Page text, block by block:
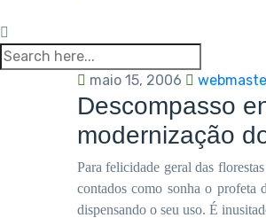
maio 15, 2006
Descompasso
modernização
Para felicidade geral das
contados como sonha o profeta
dispensando o seu uso. É